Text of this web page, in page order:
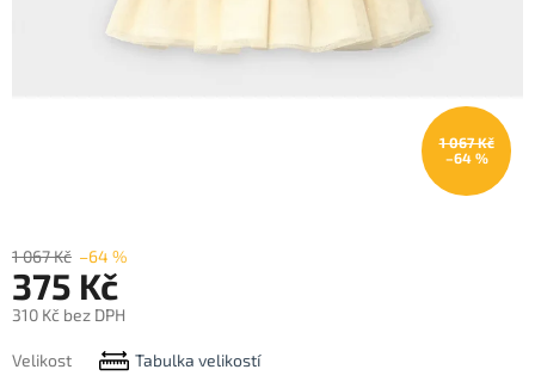
1 067 Kč
–64 %
1 067 Kč –64 %
375 Kč
310 Kč bez DPH
cena:
Velikost Tabulka velikostí